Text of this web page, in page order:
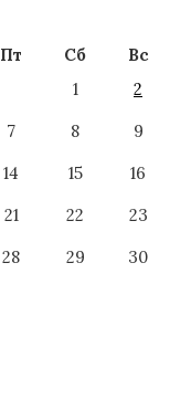
Пт Сб
Вс
1
2
7 8
9
14 15
16
21 22
23
28 29
30